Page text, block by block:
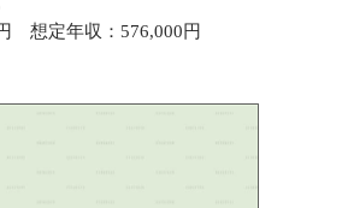
営業時間：9：00～18：00
想定年収：576,000円